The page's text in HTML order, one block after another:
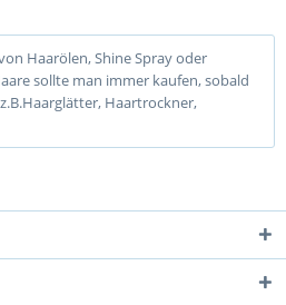
Haarölen, Shine Spray oder
sollte man immer kaufen, sobald
Haartrockner,